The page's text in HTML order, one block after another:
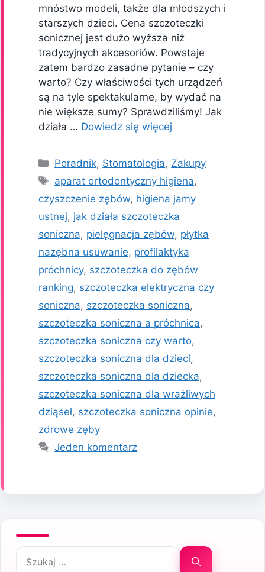
mnóstwo modeli, także dla młodszych i
starszych dzieci. Cena szczoteczki
sonicznej jest dużo wyższa niż
tradycyjnych akcesoriów. Powstaje
zatem bardzo zasadne pytanie – czy
warto? Czy właściwości tych urządzeń
są na tyle spektakularne, by wydać na
nie większe sumy? Sprawdziliśmy! Jak
działa … Dowiedz się więcej
Kategorie
Poradnik, Stomatologia, Zakupy
Tagi
aparat ortodontyczny higiena,
czyszczenie zębów, higiena jamy
ustnej, jak działa szczoteczka
soniczna, pielęgnacja zębów, płytka
nazębna usuwanie, profilaktyka
próchnicy, szczoteczka do zębów
ranking, szczoteczka elektryczna czy
soniczna, szczoteczka soniczna,
szczoteczka soniczna a próchnica,
szczoteczka soniczna czy warto,
szczoteczka soniczna dla dzieci,
szczoteczka soniczna dla dziecka,
szczoteczka soniczna dla wrażliwych
dziąseł, szczoteczka soniczna opinie,
zdrowe zęby
Jeden komentarz
Szukaj: